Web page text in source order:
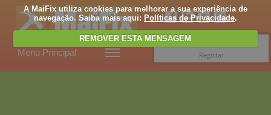
A MaiFix utiliza cookies para melhorar a sua experiência de
navegação. Saiba mais aqui: Políticas de Privacidade.
REMOVER ESTA MENSAGEM
Menu Principal
Registar